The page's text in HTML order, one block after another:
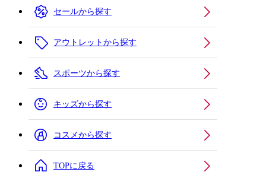
セールから探す
アウトレットから探す
スポーツから探す
キッズから探す
コスメから探す
TOPに戻る